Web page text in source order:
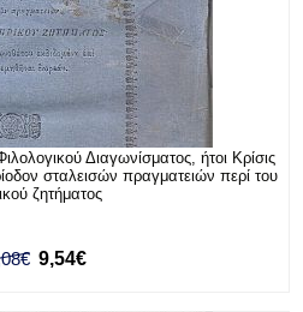
Διαγωνίσματος, ήτοι Κρίσις
σταλεισών πραγματειών περί του
ζητήματος
9,54€